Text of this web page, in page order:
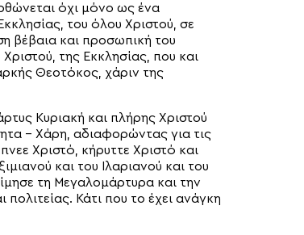
όχι μόνο ως ένα
του όλου Χριστού, σε
βέβαια και προσωπική του
της Εκκλησίας, που και
Θεοτόκος, χάριν της
Κυριακή και πλήρης Χριστού
– Χάρη, αδιαφορώντας για τις
Χριστό, κήρυττε Χριστό και
και του Ιλαριανού και του
τη Μεγαλομάρτυρα και την
Κάτι που το έχει ανάγκη